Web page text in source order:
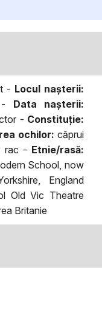
- Locul naşterii:
- Data naşterii:
- Constituţie:
ochilor: căprui
rac - Etnie/rasă:
School, now
England
Old Vic Theatre
Britanie